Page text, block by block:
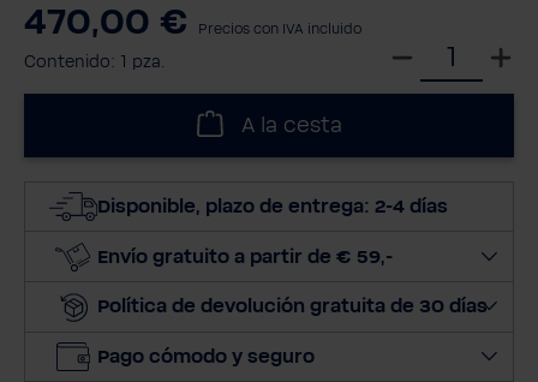
470,00 € Precios con IVA incluido
Contenido: 1 pza.
c
o
a
c
A la cesta
Disponible, plazo de entrega: 2-4 días
Envío gratuito a partir de € 59,-
Política de devolución gratuita de 30 días
Pago cómodo y seguro